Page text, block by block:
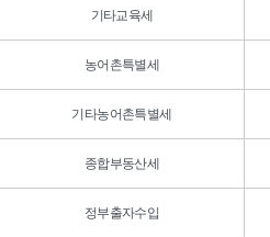
기타교육세
농어촌특별세
기타농어촌특별세
종합부동산세
정부출자수입